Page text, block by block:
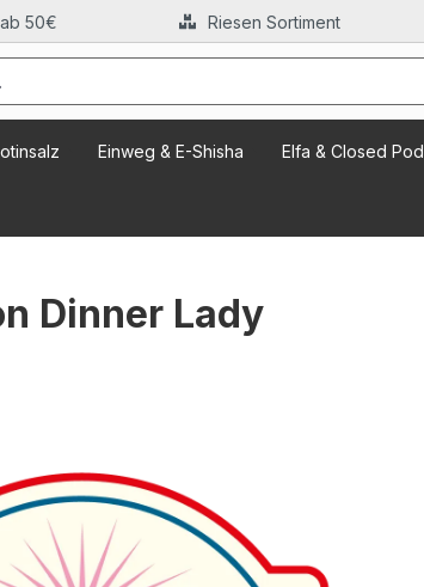
50€ Riesen Sortiment
Einweg & E-Shisha Elfa & Closed Pod
Dinner Lady